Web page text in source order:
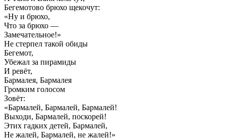
Бегемотово брюхо щекочут:
«Ну и брюхо,
Что за брюхо —
Замечательное!»
Не стерпел такой обиды
Бегемот,
Убежал за пирамиды
И ревёт,
Бармалея, Бармалея
Громким голосом
Зовёт:
«Бармалей, Бармалей, Бармалей!
Выходи, Бармалей, поскорей!
Этих гадких детей, Бармалей,
Не жалей, Бармалей, не жалей!»